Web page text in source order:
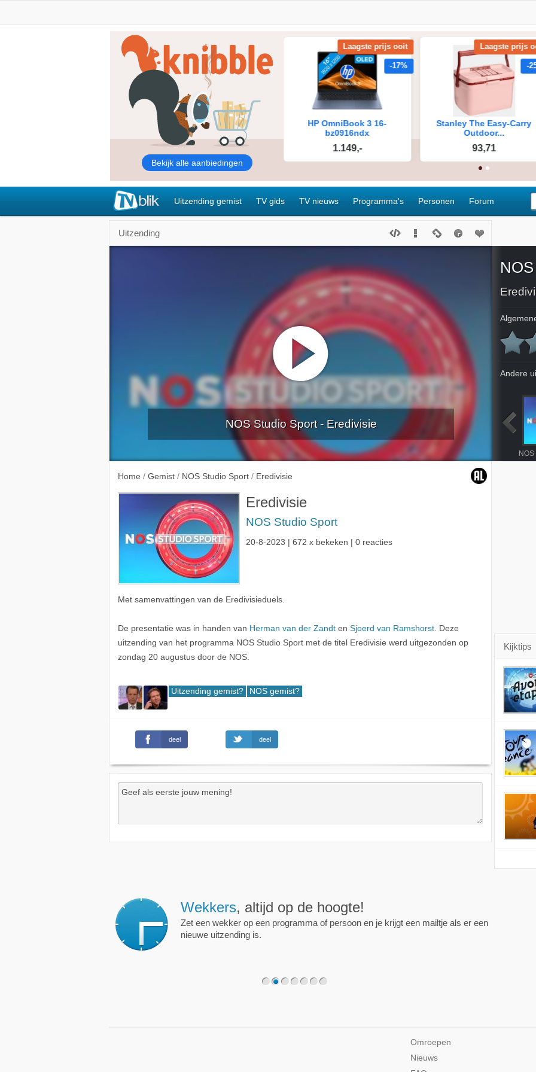
Uitzending gemist TV gids TV nieuws Programma's Personen Forum
Uitzending
NOS Studio Sport - Eredivisie
Home / Gemist / NOS Studio Sport / Eredivisie
Eredivisie
NOS Studio Sport
20-8-2023 | 672 x bekeken | 0 reacties
Met samenvattingen van de Eredivisieduels.
De presentatie was in handen van Herman van der Zandt en Sjoerd van Ramshorst . Deze
uitzending van het programma NOS Studio Sport met de titel Eredivisie werd uitgezonden op
zondag 20 augustus door de NOS.
Uitzending gemist? NOS gemist?
deel deel
Andere
NOS Sport: WK Atletiek NOS Sport: WK Atletiek Eredivisie
Kijktips
Wekkers, altijd op de hoogte!
Zet een wekker op een programma of persoon en je krijgt een mailtje als er een
nieuwe uitzending is.
Omroepen
Nieuws